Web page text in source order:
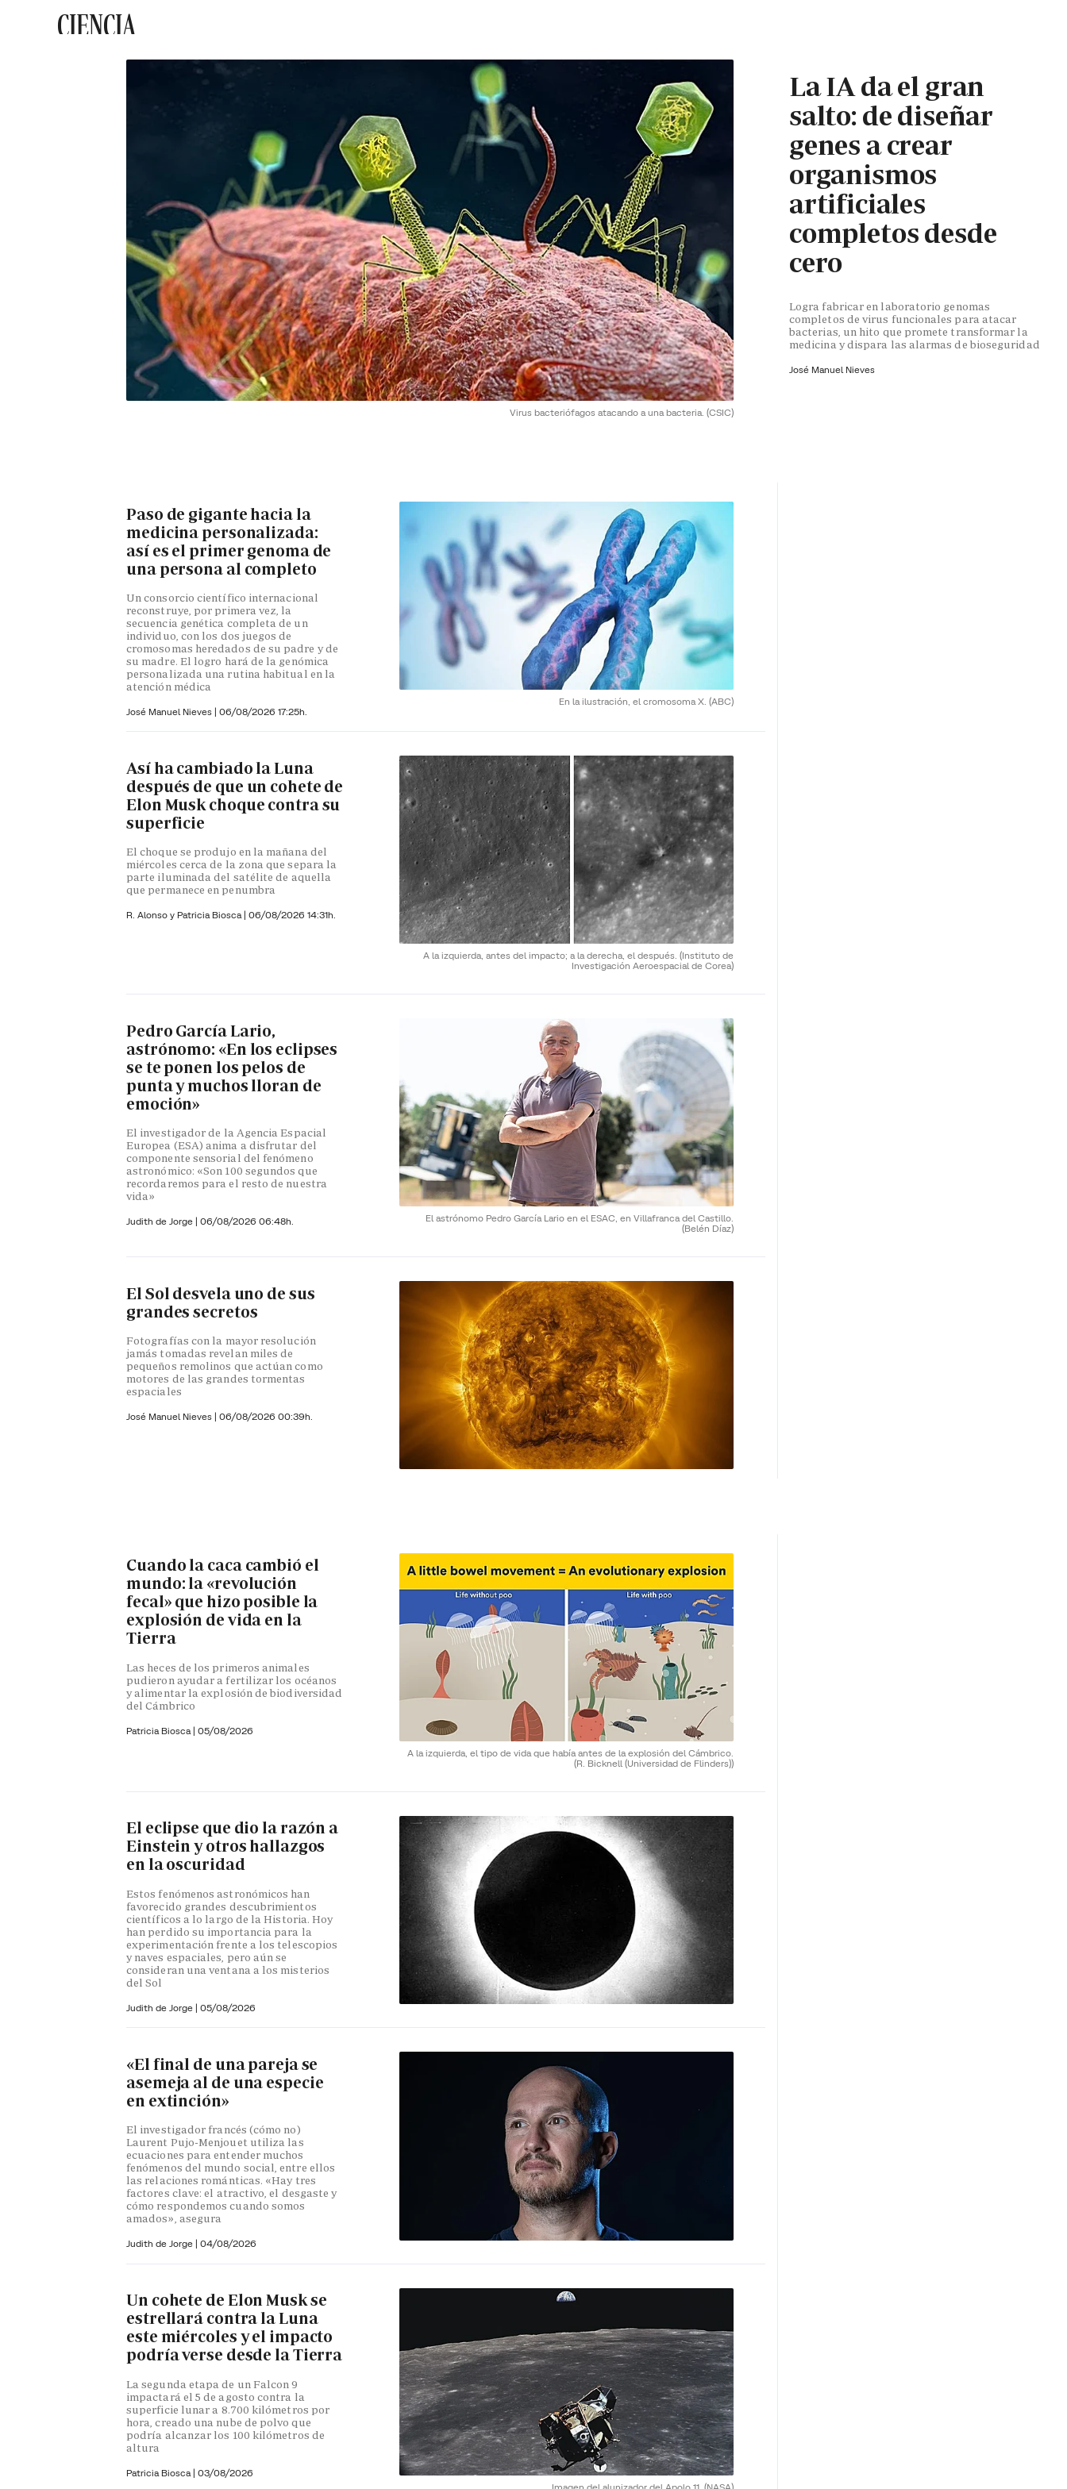
CIENCIA
Virus bacteriófagos atacando a una bacteria. (CSIC)
La IA da el gran
salto: de diseñar
genes a crear
organismos
artificiales
completos desde
cero
Logra fabricar en laboratorio genomas
completos de virus funcionales para atacar
bacterias, un hito que promete transformar la
medicina y dispara las alarmas de bioseguridad
José Manuel Nieves
En la ilustración, el cromosoma X. (ABC)
Paso de gigante hacia la
medicina personalizada:
así es el primer genoma de
una persona al completo
Un consorcio científico internacional
reconstruye, por primera vez, la
secuencia genética completa de un
individuo, con los dos juegos de
cromosomas heredados de su padre y de
su madre. El logro hará de la genómica
personalizada una rutina habitual en la
atención médica
José Manuel Nieves | 06/08/2026 17:25h.
A la izquierda, antes del impacto; a la derecha, el después. (Instituto de
Investigación Aeroespacial de Corea)
Así ha cambiado la Luna
después de que un cohete de
Elon Musk choque contra su
superficie
El choque se produjo en la mañana del
miércoles cerca de la zona que separa la
parte iluminada del satélite de aquella
que permanece en penumbra
R. Alonso y Patricia Biosca | 06/08/2026 14:31h.
El astrónomo Pedro García Lario en el ESAC, en Villafranca del Castillo.
(Belén Díaz)
Pedro García Lario,
astrónomo: «En los eclipses
se te ponen los pelos de
punta y muchos lloran de
emoción»
El investigador de la Agencia Espacial
Europea (ESA) anima a disfrutar del
componente sensorial del fenómeno
astronómico: «Son 100 segundos que
recordaremos para el resto de nuestra
vida»
Judith de Jorge | 06/08/2026 06:48h.
El Sol desvela uno de sus
grandes secretos
Fotografías con la mayor resolución
jamás tomadas revelan miles de
pequeños remolinos que actúan como
motores de las grandes tormentas
espaciales
José Manuel Nieves | 06/08/2026 00:39h.
A la izquierda, el tipo de vida que había antes de la explosión del Cámbrico.
(R. Bicknell (Universidad de Flinders))
Cuando la caca cambió el
mundo: la «revolución
fecal» que hizo posible la
explosión de vida en la
Tierra
Las heces de los primeros animales
pudieron ayudar a fertilizar los océanos
y alimentar la explosión de biodiversidad
del Cámbrico
Patricia Biosca | 05/08/2026
El eclipse que dio la razón a
Einstein y otros hallazgos
en la oscuridad
Estos fenómenos astronómicos han
favorecido grandes descubrimientos
científicos a lo largo de la Historia. Hoy
han perdido su importancia para la
experimentación frente a los telescopios
y naves espaciales, pero aún se
consideran una ventana a los misterios
del Sol
Judith de Jorge | 05/08/2026
«El final de una pareja se
asemeja al de una especie
en extinción»
El investigador francés (cómo no)
Laurent Pujo-Menjouet utiliza las
ecuaciones para entender muchos
fenómenos del mundo social, entre ellos
las relaciones románticas. «Hay tres
factores clave: el atractivo, el desgaste y
cómo respondemos cuando somos
amados», asegura
Judith de Jorge | 04/08/2026
Un cohete de Elon Musk se
estrellará contra la Luna
este miércoles y el impacto
podría verse desde la Tierra
La segunda etapa de un Falcon 9
impactará el 5 de agosto contra la
superficie lunar a 8.700 kilómetros por
hora, creado una nube de polvo que
podría alcanzar los 100 kilómetros de
altura
Patricia Biosca | 03/08/2026